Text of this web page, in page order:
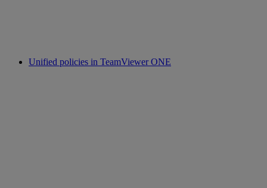
Unified policies in TeamViewer ONE